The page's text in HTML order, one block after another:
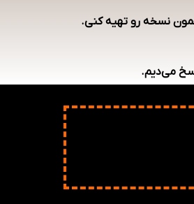
نسخه رو تهیه کنی.